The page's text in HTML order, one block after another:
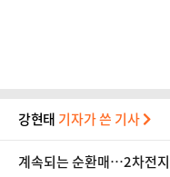
강현태 기자가 쓴 기사
계속되는 순환매…2차전